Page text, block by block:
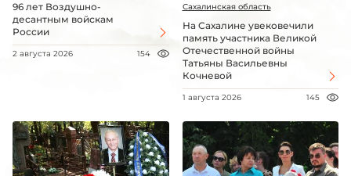
96 лет Воздушно-
десантным войскам
России
2 августа 2026 154
Сахалинская область
На Сахалине увековечили
память участника Великой
Отечественной войны
Татьяны Васильевны
Кочневой
1 августа 2026 145